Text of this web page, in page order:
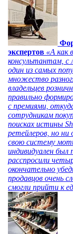
экспертов «А как
консультантам,
один из самых
множество
владельцев
правильно
с премиями,
сотрудникам
поисках истины
ретейлеров, но ни
свою систему
индивидуален был
расспросили
окончательно
продавцов очень
смогли прийти к